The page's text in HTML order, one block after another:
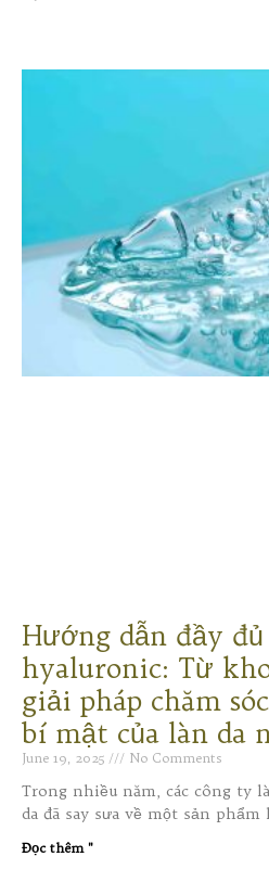
Hướng dẫn đầy
hyaluronic: Từ
giải pháp chăm
bí mật của làn da
June 19, 2025 No Comments
Trong nhiều năm, các công ty
da đã say sưa về một sản
Đọc thêm "